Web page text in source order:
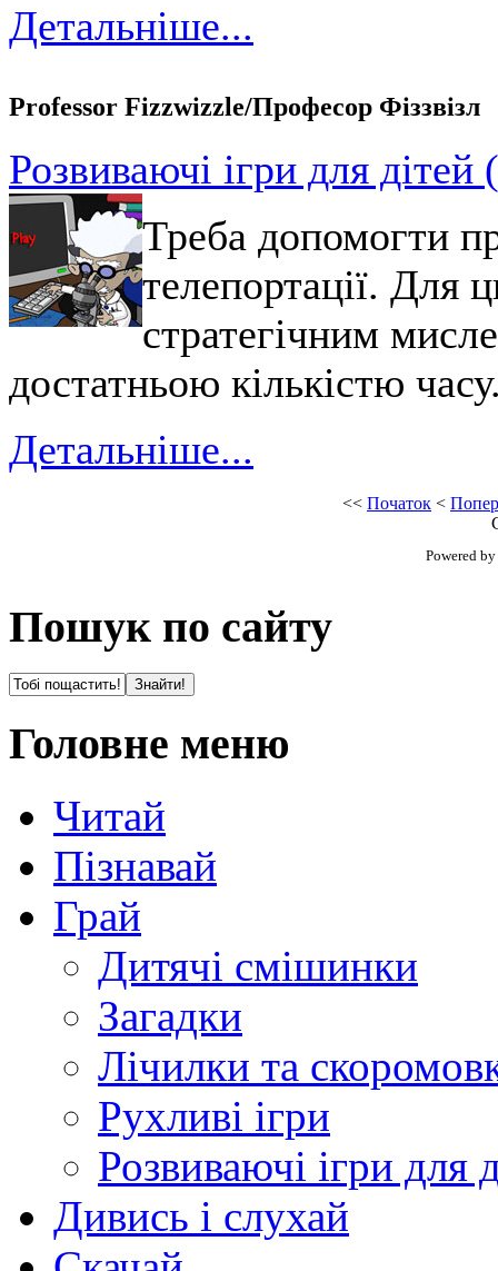
Детальніше...
Professor Fіzzwіzzle/Професор Фіззвізл
Розвиваючі ігри для
Треба допомогти
телепортації. Для
стратегічним
достатньою кількістю
Детальніше...
<< Початок <
Powered by
Пошук по сайту
Головне меню
Читай
Пізнавай
Грай
Дитячі смішинки
Загадки
Лічилки та
Рухливі ігри
Розвиваючі ігри для
Дивись і слухай